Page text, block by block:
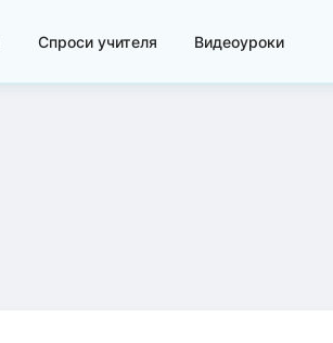
Спроси учителя Видеоуроки